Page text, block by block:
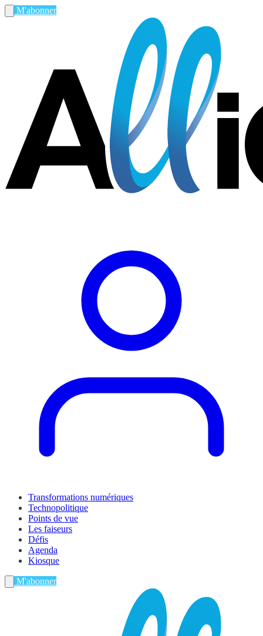
M'abonner
Transformations numériques
Technopolitique
Points de vue
Les faiseurs
Défis
Agenda
Kiosque
M'abonner